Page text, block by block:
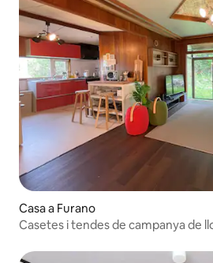
Casa a Furano
Casetes i tendes de campanya de
nadons fins a avis